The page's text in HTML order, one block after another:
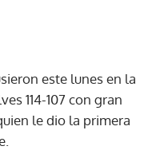
este lunes en la
114-107 con gran
le dio la primera